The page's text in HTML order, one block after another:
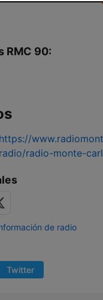
RMC 90:
https://
radio/radio-monte-
de radio
Twitter